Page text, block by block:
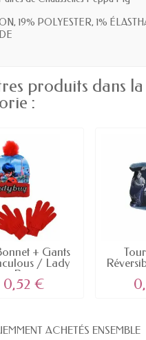
19% POLYESTER, 1%
produits dans la
:
+ Gants
/ Lady
Bug
0,52 €
ACHETÉS ENSEMBLE